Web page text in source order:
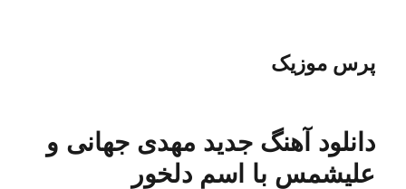
پرس موزیک
دانلود آهنگ جدید مهدی جهانی و
علیشمس با اسم دلخور